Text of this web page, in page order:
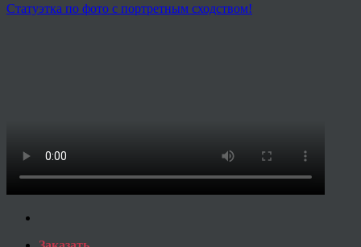
Статуэтка по фото с портретным сходством!